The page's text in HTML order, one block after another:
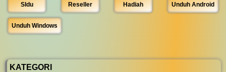
SIdu Reseller Hadiah Unduh Android
Unduh Windows
KATEGORI